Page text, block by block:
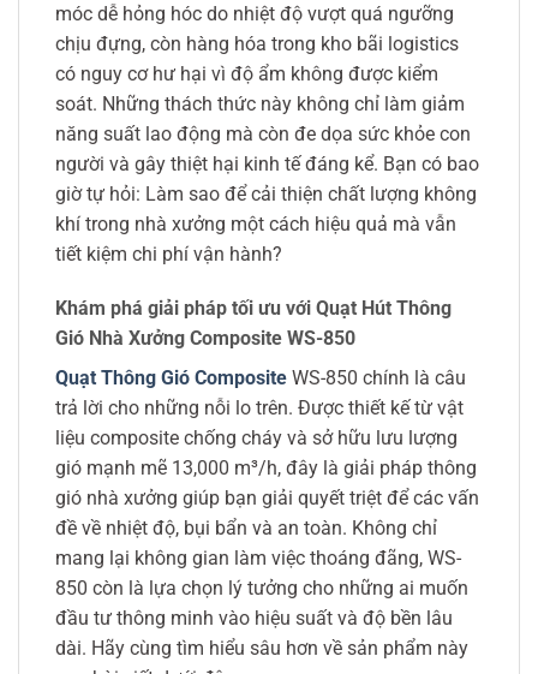
móc dễ hỏng hóc do nhiệt độ vượt quá ngưỡng
chịu đựng, còn hàng hóa trong kho bãi logistics
có nguy cơ hư hại vì độ ẩm không được kiểm
soát. Những thách thức này không chỉ làm giảm
năng suất lao động mà còn đe dọa sức khỏe con
người và gây thiệt hại kinh tế đáng kể. Bạn có bao
giờ tự hỏi: Làm sao để cải thiện chất lượng không
khí trong nhà xưởng một cách hiệu quả mà vẫn
tiết kiệm chi phí vận hành?
Khám phá giải pháp tối ưu với Quạt Hút Thông
Gió Nhà Xưởng Composite WS-850
Quạt Thông Gió Composite WS-850 chính là câu
trả lời cho những nỗi lo trên. Được thiết kế từ vật
liệu composite chống cháy và sở hữu lưu lượng
gió mạnh mẽ 13,000 m³/h, đây là giải pháp thông
gió nhà xưởng giúp bạn giải quyết triệt để các vấn
đề về nhiệt độ, bụi bẩn và an toàn. Không chỉ
mang lại không gian làm việc thoáng đãng, WS-
850 còn là lựa chọn lý tưởng cho những ai muốn
đầu tư thông minh vào hiệu suất và độ bền lâu
dài. Hãy cùng tìm hiểu sâu hơn về sản phẩm này